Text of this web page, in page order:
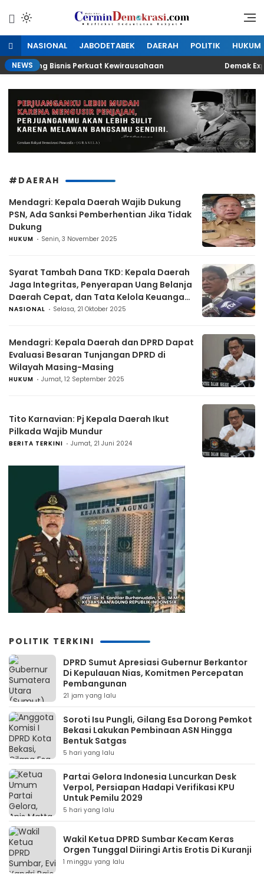
konten
CerminDemokrasi.com
Refleksi Kedaulatan Rakyat
NASIONAL JABODETABEK DAERAH POLITIK HUKUM
NEWS
Peluang Bisnis Perkuat Kewirausahaan Demak
#DAERAH
Mendagri: Kepala Daerah Wajib Dukung
PSN, Ada Sanksi Pemberhentian Jika Tidak
Dukung
HUKUM Senin, 3 November 2025
Syarat Tambah Dana TKD: Kepala Daerah
Jaga Integritas, Penyerapan Uang Belanja
Daerah Cepat, dan Tata Kelola Keuangan
Baik Dalam 2 Triwulan
NASIONAL Selasa, 21 Oktober 2025
Mendagri: Kepala Daerah dan DPRD Dapat
Evaluasi Besaran Tunjangan DPRD di
Wilayah Masing-Masing
HUKUM Jumat, 12 September 2025
Tito Karnavian: Pj Kepala Daerah Ikut
Pilkada Wajib Mundur
BERITA TERKINI Jumat, 21 Juni 2024
POLITIK TERKINI
DPRD Sumut Apresiasi Gubernur Berkantor
Di Kepulauan Nias, Komitmen Percepatan
Pembangunan
21 jam yang lalu
Soroti Isu Pungli, Gilang Esa Dorong Pemkot
Bekasi Lakukan Pembinaan ASN Hingga
Bentuk Satgas
5 hari yang lalu
Partai Gelora Indonesia Luncurkan Desk
Verpol, Persiapan Hadapi Verifikasi KPU
Untuk Pemilu 2029
5 hari yang lalu
Wakil Ketua DPRD Sumbar Kecam Keras
Orgen Tunggal Diiringi Artis Erotis Di Kuranji
1 minggu yang lalu